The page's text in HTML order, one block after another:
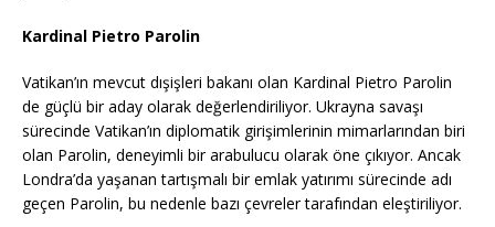
Kardinal Pietro Parolin
Vatikan’ın mevcut dışişleri bakanı olan Kardinal Pietro Parolin
de güçlü bir aday olarak değerlendiriliyor. Ukrayna savaşı
sürecinde Vatikan’ın diplomatik girişimlerinin mimarlarından biri
olan Parolin, deneyimli bir arabulucu olarak öne çıkıyor. Ancak
Londra’da yaşanan tartışmalı bir emlak yatırımı sürecinde adı
geçen Parolin, bu nedenle bazı çevreler tarafından eleştiriliyor.